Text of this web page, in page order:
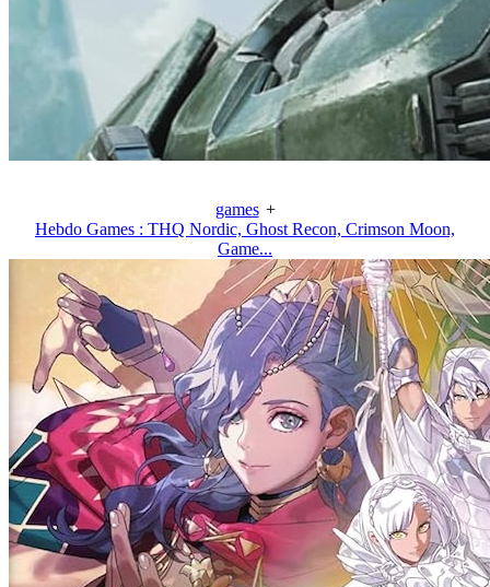
games +
Hebdo Games : THQ Nordic, Ghost Recon, Crimson Moon,
Game...